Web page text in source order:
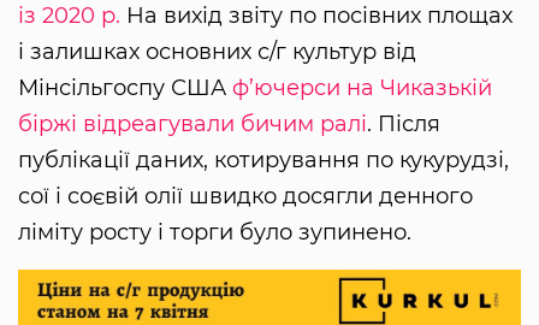
із 2020 р. На вихід звіту по посівних площах
і залишках основних с/г культур від
Мінсільгоспу США ф’ючерси на Чиказькій
біржі відреагували бичим ралі. Після
публікації даних, котирування по кукурудзі,
сої і соєвій олії швидко досягли денного
ліміту росту і торги було зупинено.